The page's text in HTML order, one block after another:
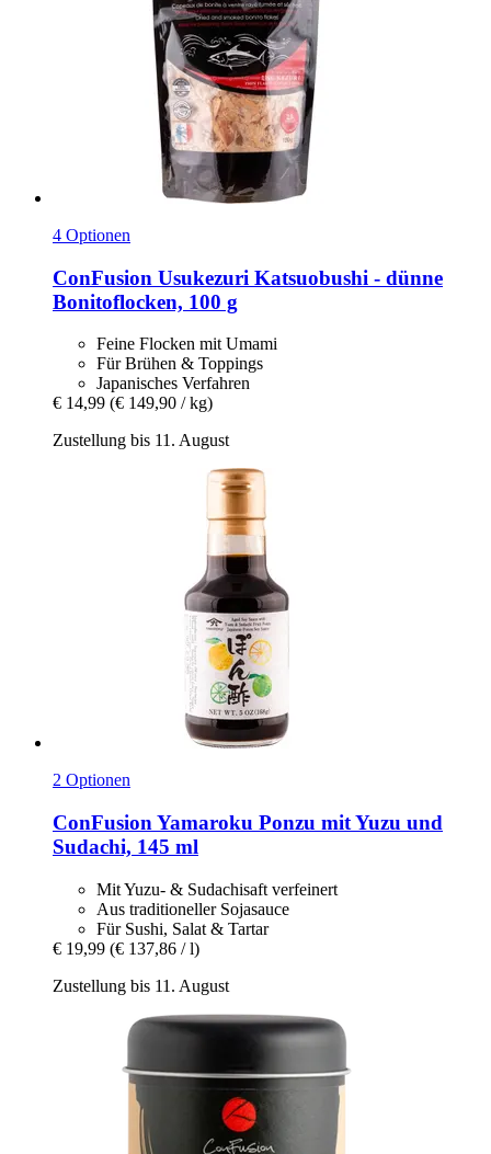
4 Optionen
ConFusion Usukezuri Katsuobushi -​ dünne
Bonitoflocken, 100 g
Feine Flocken mit Umami
Für Brühen & Toppings
Japanisches Verfahren
€ 14,99 (€ 149,90 / kg)
Zustellung bis 11. August
2 Optionen
ConFusion Yamaroku Ponzu mit Yuzu und
Sudachi, 145 ml
Mit Yuzu- & Sudachisaft verfeinert
Aus traditioneller Sojasauce
Für Sushi, Salat & Tartar
€ 19,99 (€ 137,86 / l)
Zustellung bis 11. August